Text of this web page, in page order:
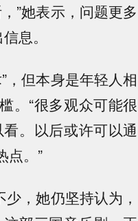
”她表示，问题更多
息。
，但本身是年轻人相
。“很多观众可能很
。以后或许可以通
点。”
，她仍坚持认为，